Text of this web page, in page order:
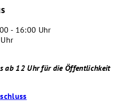
- 16:00 Uhr
ab 12 Uhr für die Öffentlichkeit